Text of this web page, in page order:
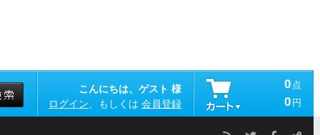
こんにちは、ゲスト 様
ログイン 、もしくは 会員登録
0 点
0 円